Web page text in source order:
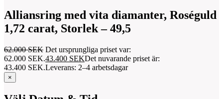
Alliansring med vita diamanter, Roséguld
1,72 carat, Storlek – 49,5
62.000SEK Det ursprungliga priset var:
62.000 SEK.43.400 SEKDet nuvarande priset är:
43.400 SEK.Leverans: 2–4 arbetsdagar
×